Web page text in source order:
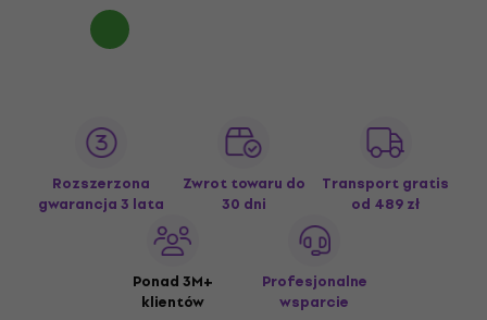
Rozszerzona
gwarancja 3 lata
Zwrot towaru do
30 dni
Transport gratis
od 489 zł
Ponad 3M+
klientów
Profesjonalne
wsparcie